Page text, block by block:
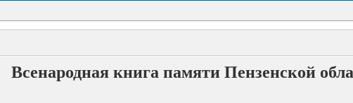
Всенародная книга памяти Пензенской